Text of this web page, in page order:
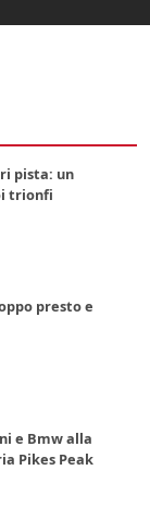
pista: un
trionfi
presto e
e Bmw alla
Pikes Peak